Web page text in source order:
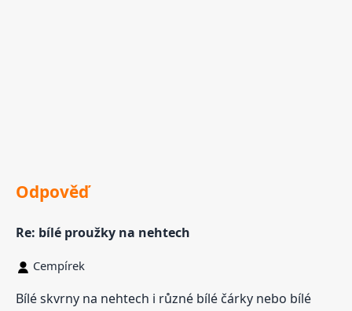
Odpověď
Re: bílé proužky na nehtech
Cempírek
Bílé skvrny na nehtech i různé bílé čárky nebo bílé